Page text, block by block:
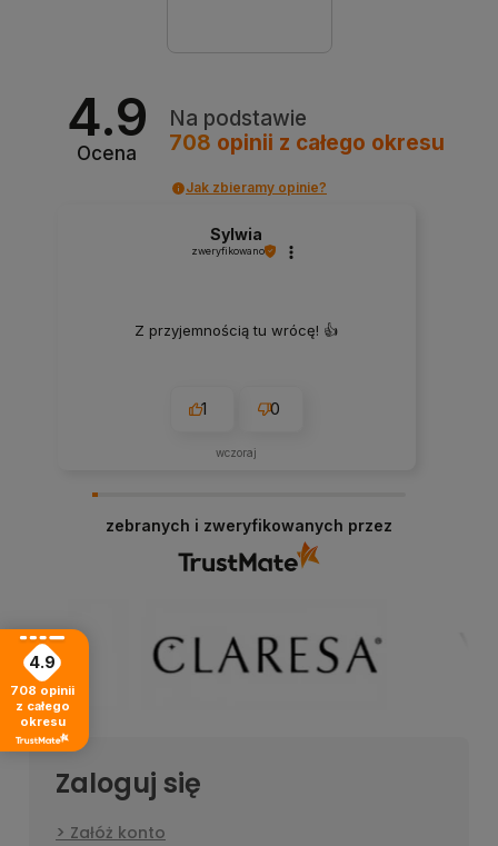
4.9
Ocena
Na podstawie
708 opinii z całego okresu
Jak zbieramy opinie?
Sylwia
zweryfikowano
Z przyjemnością tu wrócę! 👍
1 0
wczoraj
zebranych i zweryfikowanych przez
Zaloguj się
Załóż konto
4.9
708 opinii
z całego
okresu